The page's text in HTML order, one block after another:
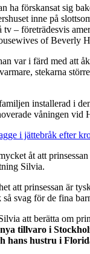
ha förskansat sig
inne på
tv – företrädesvis
of Beverly
var i färd med att
stekarna
installerad i
våningen vid
i jättebråk efter
åt att
Silvia.
att prinsessan är
så svag för de fina
att berätta om
tillvaro i
hans hustru i